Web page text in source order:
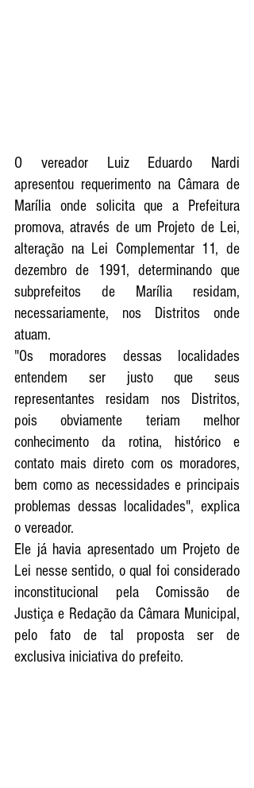
O vereador Luiz Eduardo Nardi
apresentou requerimento na Câmara de
Marília onde solicita que a Prefeitura
promova, através de um Projeto de Lei,
alteração na Lei Complementar 11, de
dezembro de 1991, determinando que
subprefeitos de Marília residam,
necessariamente, nos Distritos onde
atuam.
"Os moradores dessas localidades
entendem ser justo que seus
representantes residam nos Distritos,
pois obviamente teriam melhor
conhecimento da rotina, histórico e
contato mais direto com os moradores,
bem como as necessidades e principais
problemas dessas localidades", explica
o vereador.
Ele já havia apresentado um Projeto de
Lei nesse sentido, o qual foi considerado
inconstitucional pela Comissão de
Justiça e Redação da Câmara Municipal,
pelo fato de tal proposta ser de
exclusiva iniciativa do prefeito.